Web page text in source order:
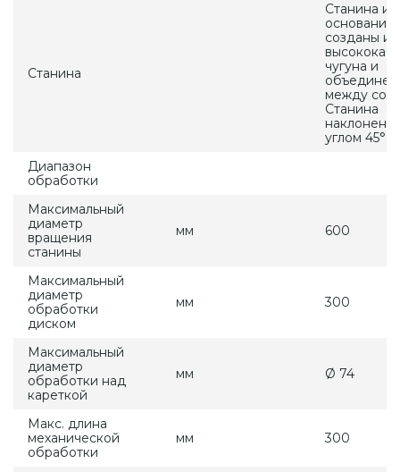
Станина
Станина и
основание
созданы из
чугуна и
между
Станина
наклонена
углом 45°
Диапазон
обработки
Максимальный
диаметр
вращения
станины
мм 600
Максимальный
диаметр
обработки
диском
мм 300
Максимальный
диаметр
обработки над
кареткой
мм Ø 74
Макс. длина
механической
обработки
мм 300